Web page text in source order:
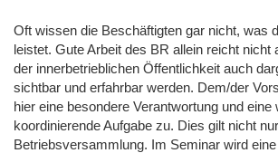
Oft wissen die Beschäftigten gar nicht, was
leistet. Gute Arbeit des BR allein reicht nicht
der innerbetrieblichen Öffentlichkeit auch
sichtbar und erfahrbar werden. Dem/der
hier eine besondere Verantwortung und eine
koordinierende Aufgabe zu. Dies gilt nicht
Betriebsversammlung. Im Seminar wird